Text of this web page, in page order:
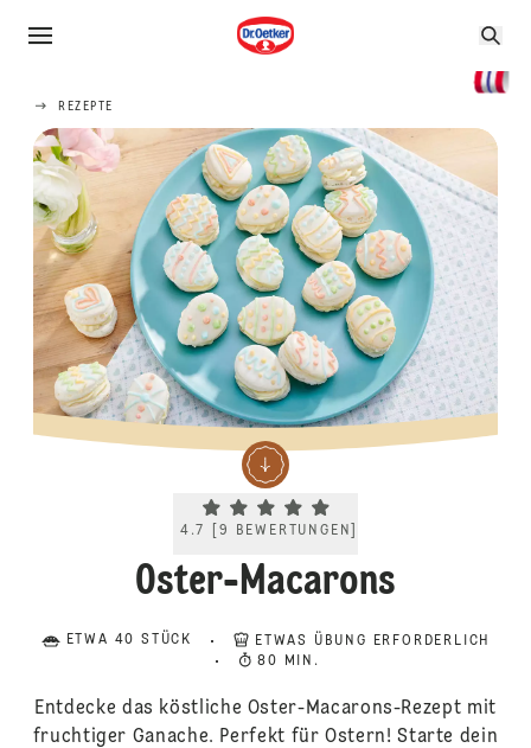
REZEPTE
Current rating 4.7. Click to rate.
4.7 9 BEWERTUNGEN
Oster-Macarons
ETWA 40 STÜCK
ETWAS ÜBUNG ERFORDERLICH
80 MIN.
Entdecke das köstliche Oster-Macarons-Rezept mit
fruchtiger Ganache. Perfekt für Ostern! Starte dein